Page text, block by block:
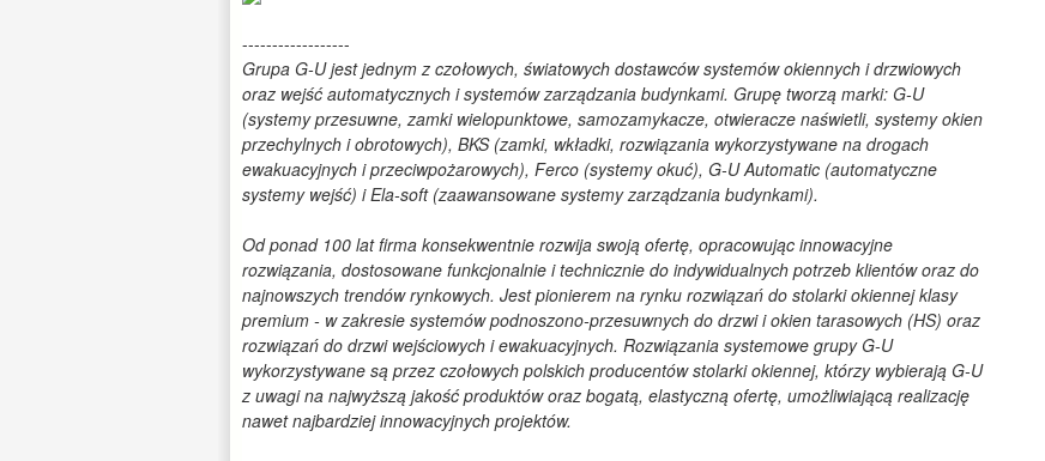
------------------
Grupa G-U jest jednym z czołowych, światowych dostawców systemów okiennych i drzwiowych
oraz wejść automatycznych i systemów zarządzania budynkami. Grupę tworzą marki: G-U
(systemy przesuwne, zamki wielopunktowe, samozamykacze, otwieracze naświetli, systemy okien
przechylnych i obrotowych), BKS (zamki, wkładki, rozwiązania wykorzystywane na drogach
ewakuacyjnych i przeciwpożarowych), Ferco (systemy okuć), G-U Automatic (automatyczne
systemy wejść) i Ela-soft (zaawansowane systemy zarządzania budynkami).
Od ponad 100 lat firma konsekwentnie rozwija swoją ofertę, opracowując innowacyjne
rozwiązania, dostosowane funkcjonalnie i technicznie do indywidualnych potrzeb klientów oraz do
najnowszych trendów rynkowych. Jest pionierem na rynku rozwiązań do stolarki okiennej klasy
premium - w zakresie systemów podnoszono-przesuwnych do drzwi i okien tarasowych (HS) oraz
rozwiązań do drzwi wejściowych i ewakuacyjnych. Rozwiązania systemowe grupy G-U
wykorzystywane są przez czołowych polskich producentów stolarki okiennej, którzy wybierają G-U
z uwagi na najwyższą jakość produktów oraz bogatą, elastyczną ofertę, umożliwiającą realizację
nawet najbardziej innowacyjnych projektów.